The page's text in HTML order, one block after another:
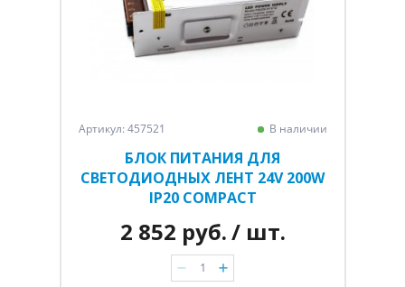
Артикул: 457521 В наличии
БЛОК ПИТАНИЯ ДЛЯ
СВЕТОДИОДНЫХ ЛЕНТ 24V 200W
IP20 COMPACT
2 852 руб./ шт.